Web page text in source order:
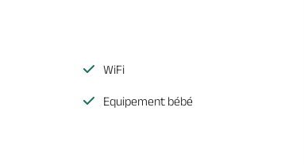
WiFi
Equipement bébé